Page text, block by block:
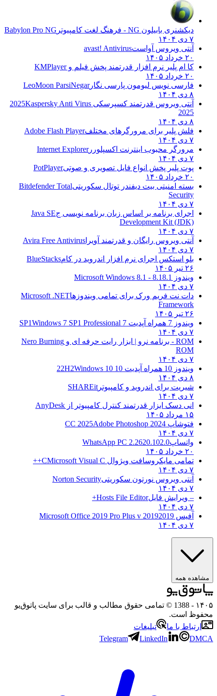
دیکشنری بابیلون NG - فرهنگ لغت کامپیوتر
Babylon Pro NG
۷ دی ۱۴۰۴
آنتی ویروس آواستavast! Antivirus
۲۰ خرداد ۱۴۰۵
کا ام پلیر نرم افزار قدرتمند پخش فیلم وKMPlayer
۲۰ خرداد ۱۴۰۵
فارسی نویس لیومون پارسی نگارLeoMoon ParsiNegar
۸ دی ۱۴۰۴
آنتی ویروس قدرتمند کسپرسکی 2025 Kaspersky Anti Virus
2025
۸ دی ۱۴۰۴
فلش پلیر برای مرورگرهای مختلفAdobe Flash Player
۷ دی ۱۴۰۴
مرورگر محبوب اینترنت اکسپلوررInternet Explorer
۷ دی ۱۴۰۴
پوت پلیر پخش انواع فایل تصویری و صوتیPotPlayer
۲۰ خرداد ۱۴۰۵
بسته امنیتی بیت دیفندر توتال سکوریتیBitdefender Total
Security
۷ دی ۱۴۰۴
اجرای برنامه بر اساس زبان برنامه نویسی جJava SE
Development Kit (JDK)
۷ دی ۱۴۰۴
آنتی ویروس رایگان و قدرتمند آویرا Avira Free Antivirus
۷ دی ۱۴۰۴
بلو استکس اجرای نرم افزار اندروید در کامBlueStacks
۲۶ تیر ۱۴۰۵
ویندوز 8.1
8.1 - Microsoft Windows 8.1
۷ دی ۱۴۰۴
دات نت فریم ورک برای تمامی ویندوزهاMicrosoft .NET
Framework
۲۶ تیر ۱۴۰۵
ویندوز 7 همراه آپدیت 7 SP1
Windows 7 SP1 Professional
۷ دی ۱۴۰۴
ROM - برنامه نرو | ابزار رایت حرفه ای و
Nero Burning
ROM
۷ دی ۱۴۰۴
ویندوز 10 همراه آپدیت 10 22H2
Windows 10
۸ دی ۱۴۰۴
شیریت برای اندروید و کامپیوتر SHAREit
۷ دی ۱۴۰۴
انی دسک ابزار قدرتمند کنترل کامپیوتر از AnyDesk
۱۵ مرداد ۱۴۰۵
فتوشاپ CC 2025 Adobe Photoshop 2024
۷ دی ۱۴۰۴
واتساپWhatsApp PC 2.2620.102.0
۲۰ خرداد ۱۴۰۵
تمامی مایکروسافت ویژوال C Microsoft Visual C++
۷ دی ۱۴۰۴
آنتی ویروس نورتون سکوریتیNorton Security
۷ دی ۱۴۰۴
– ویرایش فایلHosts File Editor+
۷ دی ۱۴۰۴
آفیس 2019 2019 Microsoft Office 2019 Pro Plus v
۷ دی ۱۴۰۴
مشاهده همه
۱۴۰۵
- 1388 © تمامی حقوق مطالب و قالب برای سایت پاتوق‌یو
محفوظ است.
ارتباط با ما
تبلیغات
Telegram
LinkedIn DMCA